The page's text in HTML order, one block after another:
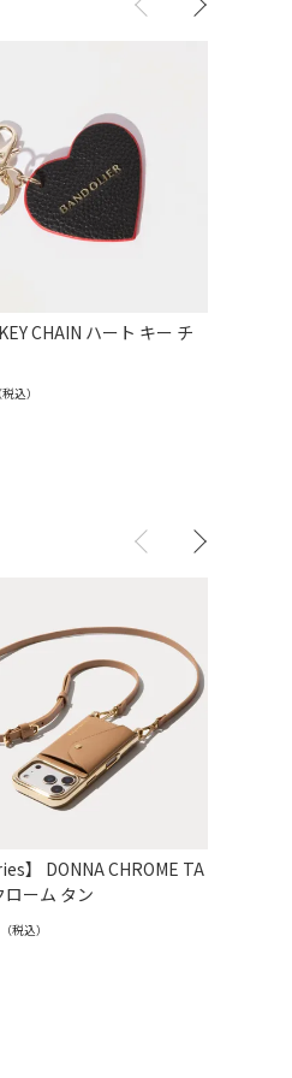
CHAIN ハート キー チ
（税込）
】 DONNA CHROME TA
ローム タン
（税込）